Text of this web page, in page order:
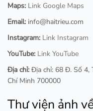
Maps: Link Google Maps
Email: info@haitrieu.com
Instagram: Link Instagram
YouTube: Link YouTube
Địa chỉ: Địa chỉ: 68 Đ. Số 4,
Chí Minh 700000
Thư viện ảnh